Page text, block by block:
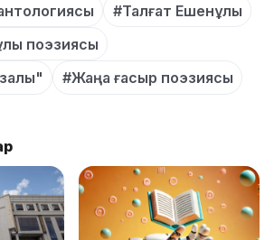
#Талғат Ешенұлы
поэзиясы
#Жаңа ғасыр поэзиясы